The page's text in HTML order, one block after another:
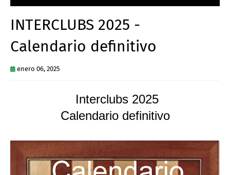
INTERCLUBS 2025 -
Calendario definitivo
enero 06, 2025
Interclubs 2025
Calendario definitivo